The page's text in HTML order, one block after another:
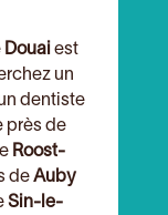
Douai est
un
dentiste
près de
Roost-
deAuby
Sin-le-